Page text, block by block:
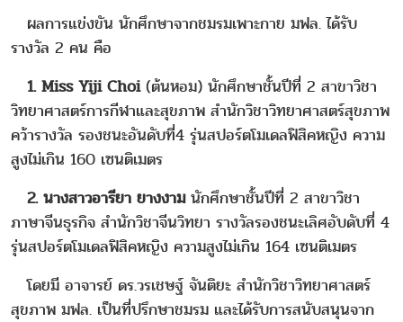
ผลการแข่งขัน นักศึกษาจากชมรมเพาะกาย มฟล. ได้รับ
รางวัล 2 คน คือ
1. Miss Yiji Choi(ต้นหอม) นักศึกษาชั้นปีที่ 2 สาขาวิชา
วิทยาศาสตร์การกีฬาและสุขภาพ สำนักวิชาวิทยาศาสตร์สุขภาพ
คว้ารางวัล รองชนะอันดับที่4 รุ่นสปอร์ตโมเดลฟิสิคหญิง ความ
สูงไม่เกิน 160 เซนติเมตร
2. นางสาวอารียา ยางงามนักศึกษาชั้นปีที่ 2 สาขาวิชา
ภาษาจีนธุรกิจ สำนักวิชาจีนวิทยา รางวัลรองชนะเลิศอับดับที่ 4
รุ่นสปอร์ตโมเดลฟิสิคหญิง ความสูงไม่เกิน 164 เซนติเมตร
โดยมี อาจารย์ ดร.วรเชษฐ์ จันติยะ สำนักวิชาวิทยาศาสตร์
สุขภาพ มฟล. เป็นที่ปรึกษาชมรม และได้รับการสนับสนุนจาก